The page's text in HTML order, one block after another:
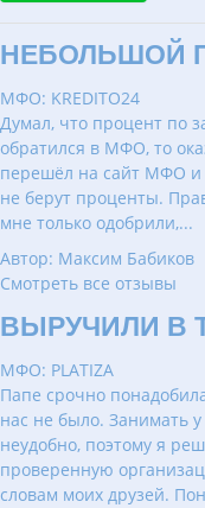
НЕБОЛЬШОЙ
МФО: KREDITO24
Думал, что процент по
обратился в МФО, то
перешёл на сайт МФО и
не берут проценты.
мне только одобрили,...
Автор: Максим Бабиков
Смотреть все отзывы
ВЫРУЧИЛИ В
МФО: PLATIZA
Папе срочно
нас не было. Занимать
неудобно, поэтому я
проверенную
словам моих друзей.